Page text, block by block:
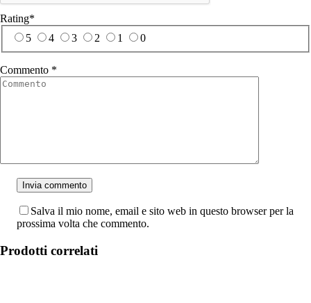
Rating*
5
4 3 2 1 0
Commento *
Salva il mio nome, email e sito web in questo browser per la
prossima volta che commento.
Prodotti correlati